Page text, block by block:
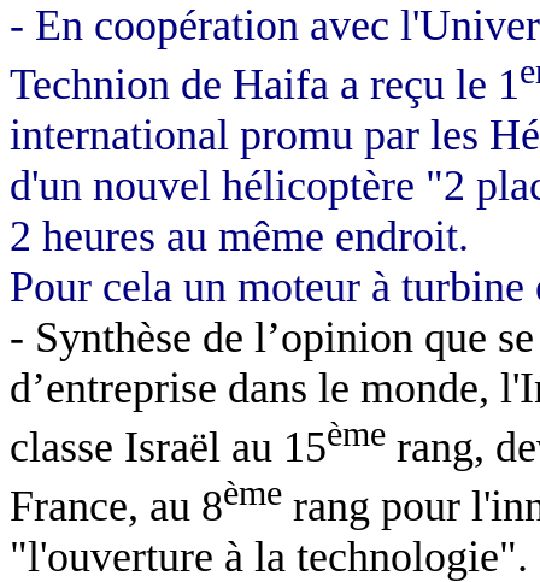
- En coopération avec
Technion de Haifa a reçu le 1
international promu par les
d'un nouvel hélicoptère "2
2 heures au même endroit.
Pour cela un moteur à
- Synthèse de l’opinion que
d’entreprise dans le monde,
classe Israël au 15ème rang,
France, au 8ème rang pour
"l'ouverture à la technologie".